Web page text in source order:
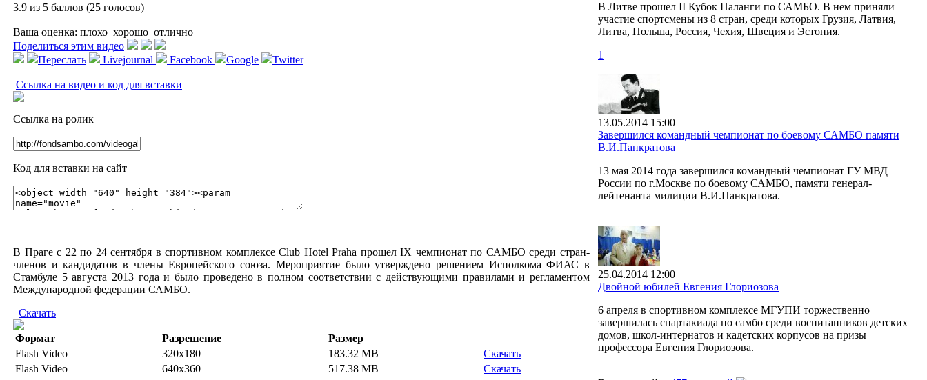
3.9 из 5 баллов (25 голосов)
Ваша оценка: плохо хорошо отлично
Поделиться этим видео
Переслать
Livejournal Facebook Google Twitter
Ссылка на видео и код для вставки
Ссылка на ролик
Код для вставки на сайт
В Праге с 22 по 24 сентября в спортивном комплексе Club Hotel Praha прошел IX чемпионат по САМБО среди стран-
членов и кандидатов в члены Европейского союза. Мероприятие было утверждено решением Исполкома ФИАС в
Стамбуле 5 августа 2013 года и было проведено в полном соответствии с действующими правилами и регламентом
Международной федерации САМБО.
Скачать
Формат Разрешение
Размер
Flash Video
320x180 183.32 MB
Скачать
Flash Video
640x360 517.38 MB
Скачать
В Литве прошел II Кубок Паланги по САМБО. В нем приняли
участие спортсмены из 8 стран, среди которых Грузия, Латвия,
Литва, Польша, Россия, Чехия, Швеция и Эстония.
1
13.05.2014 15:00
Завершился командный чемпионат по боевому САМБО памяти
В.И.Панкратова
13 мая 2014 года завершился командный чемпионат ГУ МВД
России по г.Москве по боевому САМБО, памяти генерал-
лейтенанта милиции В.И.Панкратова.
25.04.2014 12:00
Двойной юбилей Евгения Глориозова
6 апреля в спортивном комплексе МГУПИ торжественно
завершилась спартакиада по самбо среди воспитанников детских
домов, школ-интернатов и кадетских корпусов на призы
профессора Евгения Глориозова.